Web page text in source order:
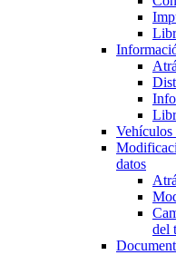
datos
del